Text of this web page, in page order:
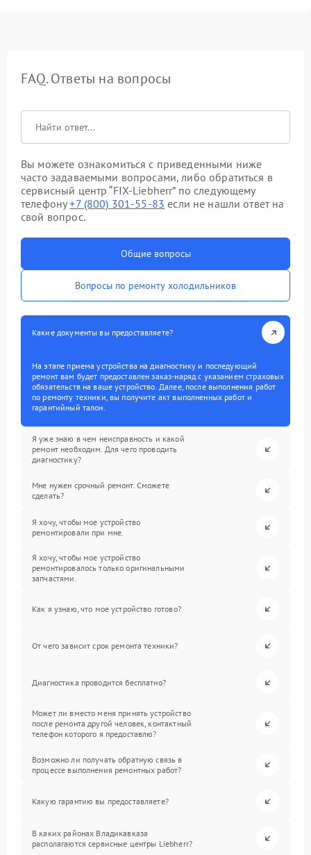
FAQ. Ответы на вопросы
Вы можете ознакомиться с приведенными ниже
часто задаваемыми вопросами, либо обратиться в
сервисный центр “FIX-Liebherr” по следующему
телефону+7 (800) 301-55-83 если не нашли ответ на
свой вопрос.
Общие вопросы
Вопросы по ремонту холодильников
Какие документы вы предоставляете?
На этапе приема устройства на диагностику и последующий
ремонт вам будет предоставлен заказ-наряд с указанием страховых
обязательств на ваше устройство. Далее, после выполнения работ
по ремонту техники, вы получите акт выполненных работ и
гарантийный талон.
Я уже знаю в чем неисправность и какой
ремонт необходим. Для чего проводить
диагностику?
Мне нужен срочный ремонт. Сможете
сделать?
Я хочу, чтобы мое устройство
ремонтировали при мне.
Я хочу, чтобы мое устройство
ремонтировалось только оригинальными
запчастями.
Как я узнаю, что мое устройство готово?
От чего зависит срок ремонта техники?
Диагностика проводится бесплатно?
Может ли вместо меня принять устройство
после ремонта другой человек, контактный
телефон которого я предоставлю?
Возможно ли получать обратную связь в
процессе выполнения ремонтных работ?
Какую гарантию вы предоставляете?
В каких районах Владикавказа
располагаются сервисные центры Liebherr?